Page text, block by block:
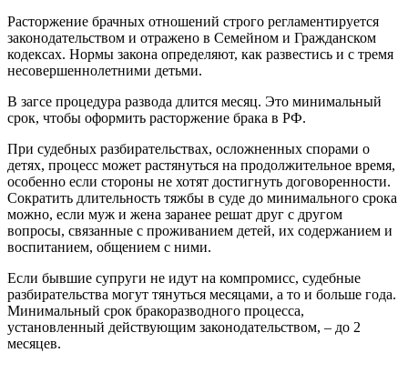
Расторжение брачных отношений строго регламентируется
законодательством и отражено в Семейном и Гражданском
кодексах. Нормы закона определяют, как развестись и с тремя
несовершеннолетними детьми.
В загсе процедура развода длится месяц. Это минимальный
срок, чтобы оформить расторжение брака в РФ.
При судебных разбирательствах, осложненных спорами о
детях, процесс может растянуться на продолжительное время,
особенно если стороны не хотят достигнуть договоренности.
Сократить длительность тяжбы в суде до минимального срока
можно, если муж и жена заранее решат друг с другом
вопросы, связанные с проживанием детей, их содержанием и
воспитанием, общением с ними.
Если бывшие супруги не идут на компромисс, судебные
разбирательства могут тянуться месяцами, а то и больше года.
Минимальный срок бракоразводного процесса,
установленный действующим законодательством, – до 2
месяцев.